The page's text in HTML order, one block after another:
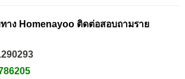
าง Homenayoo ติดต่อสอบถามราย